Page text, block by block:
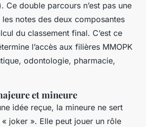
Ce double parcours n’est pas une
notes des deux composantes
du classement final. C’est ce
l’accès aux filières MMOPK
odontologie, pharmacie,
et mineure
idée reçue, la mineure ne sert
joker ». Elle peut jouer un rôle